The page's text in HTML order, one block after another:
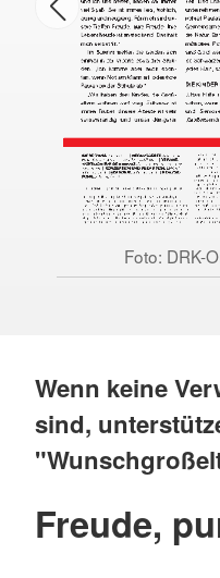
Foto: DRK-
Wenn keine
sind,
Freude,